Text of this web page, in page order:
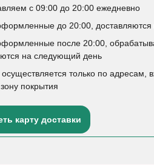
с 09:00 до 20:00 ежедневно
до 20:00, доставляются
после 20:00,
на следующий день
осуществляется только по адресам,
покрытия
карту доставки